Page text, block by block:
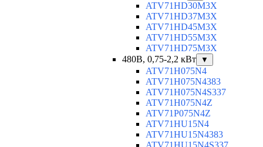
ATV71HD30M3X
ATV71HD37M3X
ATV71HD45M3X
ATV71HD55M3X
ATV71HD75M3X
480В, 0,75-2,2 кВт
▼
ATV71H075N4
ATV71H075N4383
ATV71H075N4S337
ATV71H075N4Z
ATV71P075N4Z
ATV71HU15N4
ATV71HU15N4383